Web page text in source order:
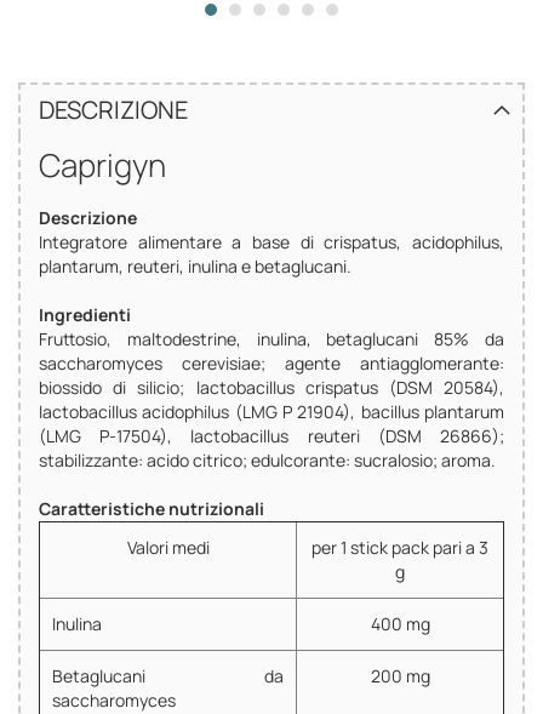
DESCRIZIONE
Caprigyn
Descrizione
Integratore alimentare a base di crispatus, acidophilus,
plantarum, reuteri, inulina e betaglucani.
Ingredienti
Fruttosio, maltodestrine, inulina, betaglucani 85% da
saccharomyces cerevisiae; agente antiagglomerante:
biossido di silicio; lactobacillus crispatus (DSM 20584),
lactobacillus acidophilus (LMG P 21904), bacillus plantarum
(LMG P-17504), lactobacillus reuteri (DSM 26866);
stabilizzante: acido citrico; edulcorante: sucralosio; aroma.
Caratteristiche nutrizionali
Valori medi
per 1 stick pack pari a 3
g
Inulina 400 mg
Betaglucani da
saccharomyces
200 mg